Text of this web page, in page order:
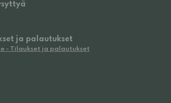
ja palautukset
- Tilaukset ja palautukset